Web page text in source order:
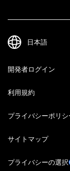
開発者ログイン
利用規約
プライバシーポリシ
サイトマップ
プライバシーの選択